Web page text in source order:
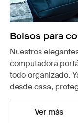
Bolsos para
Nuestros
computadora
todo organizado.
desde casa,
Ver más
Se abre